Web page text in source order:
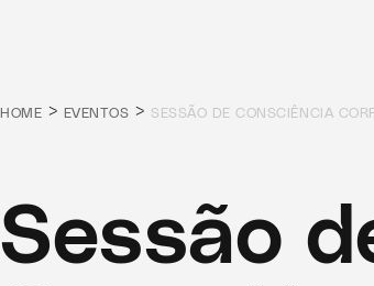
HOME > EVENTOS > SESSÃO DE CONSCIÊNCIA
Sessão